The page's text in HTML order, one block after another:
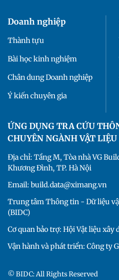
Doanh nghiệp
Thành tựu
Bài học kinh nghiệm
Chân dung Doanh nghiệp
Ý kiến chuyên gia
ỨNG DỤNG TRA CỨU
CHUYÊN NGÀNH VẬT
Địa chỉ: Tầng M, Tòa nhà VG
Khương Đình, TP. Hà Nội
Email: build.data@ximang.vn
Trung tâm Thông tin - Dữ liệu
(BIDC)
Cơ quan bảo trợ: Hội Vật liệu xây
Vận hành và phát triển: Công ty
© BIDC: All Rights Reserved